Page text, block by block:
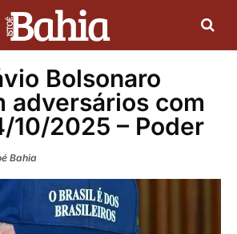
Bolsonaro
adversários com
10/2025 – Poder
Bahia